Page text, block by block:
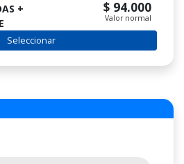
+
$ 94.000
Valor normal
Seleccionar